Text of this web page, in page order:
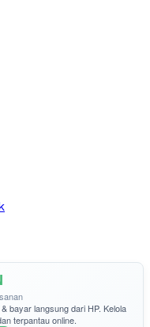
bayar langsung dari HP. Kelola
terpantau online.